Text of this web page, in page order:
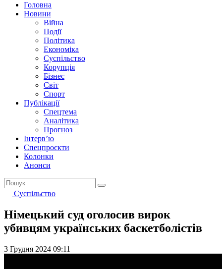
Головна
Новини
Війна
Події
Політика
Економіка
Суспільство
Корупція
Бізнес
Світ
Спорт
Публікації
Спецтема
Аналітика
Прогноз
Інтерв’ю
Спецпроєкти
Колонки
Анонси
Суспільство
Німецький суд оголосив вирок
убивцям українських баскетболістів
3 Грудня 2024 09:11